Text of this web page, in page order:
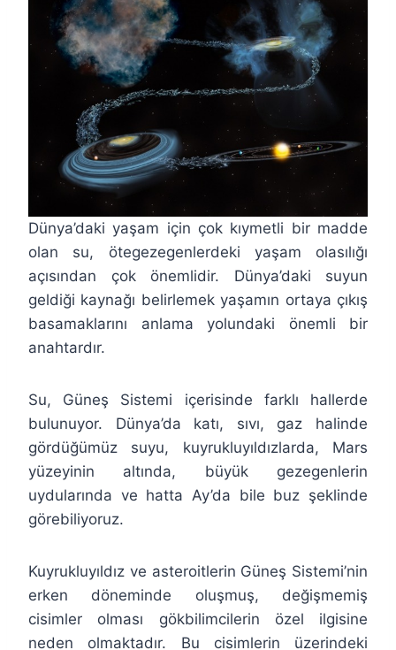
Dünya’daki yaşam için çok kıymetli bir madde
olan su, ötegezegenlerdeki yaşam olasılığı
açısından çok önemlidir. Dünya’daki suyun
geldiği kaynağı belirlemek yaşamın ortaya çıkış
basamaklarını anlama yolundaki önemli bir
anahtardır.
Su, Güneş Sistemi içerisinde farklı hallerde
bulunuyor. Dünya’da katı, sıvı, gaz halinde
gördüğümüz suyu, kuyrukluyıldızlarda, Mars
yüzeyinin altında, büyük gezegenlerin
uydularında ve hatta Ay’da bile buz şeklinde
görebiliyoruz.
Kuyrukluyıldız ve asteroitlerin Güneş Sistemi’nin
erken döneminde oluşmuş, değişmemiş
cisimler olması gökbilimcilerin özel ilgisine
neden olmaktadır. Bu cisimlerin üzerindeki